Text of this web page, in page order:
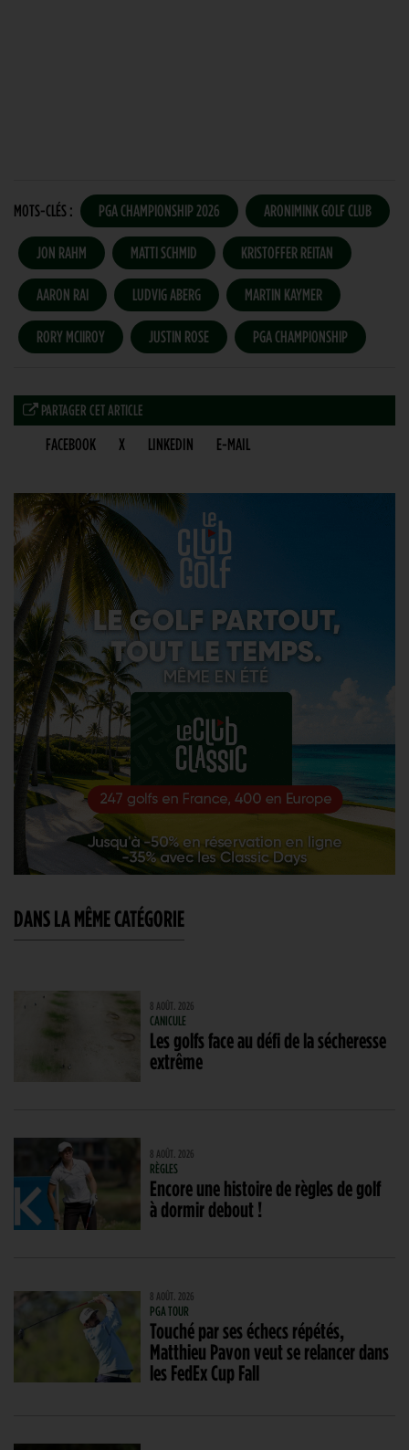
MOTS-CLÉS : PGA CHAMPIONSHIP 2026 ARONIMINK GOLF CLUB
JON RAHM MATTI SCHMID KRISTOFFER REITAN
AARON RAI LUDVIG ABERG MARTIN KAYMER
RORY MCIIROY JUSTIN ROSE PGA CHAMPIONSHIP
PARTAGER CET ARTICLE
FACEBOOK X LINKEDIN E-MAIL
DANS LA MÊME CATÉGORIE
8 AOÛT. 2026
CANICULE
Les golfs face au défi de la sécheresse
extrême
8 AOÛT. 2026
RÈGLES
Encore une histoire de règles de golf
à dormir debout !
8 AOÛT. 2026
PGA TOUR
Touché par ses échecs répétés,
Matthieu Pavon veut se relancer dans
les FedEx Cup Fall